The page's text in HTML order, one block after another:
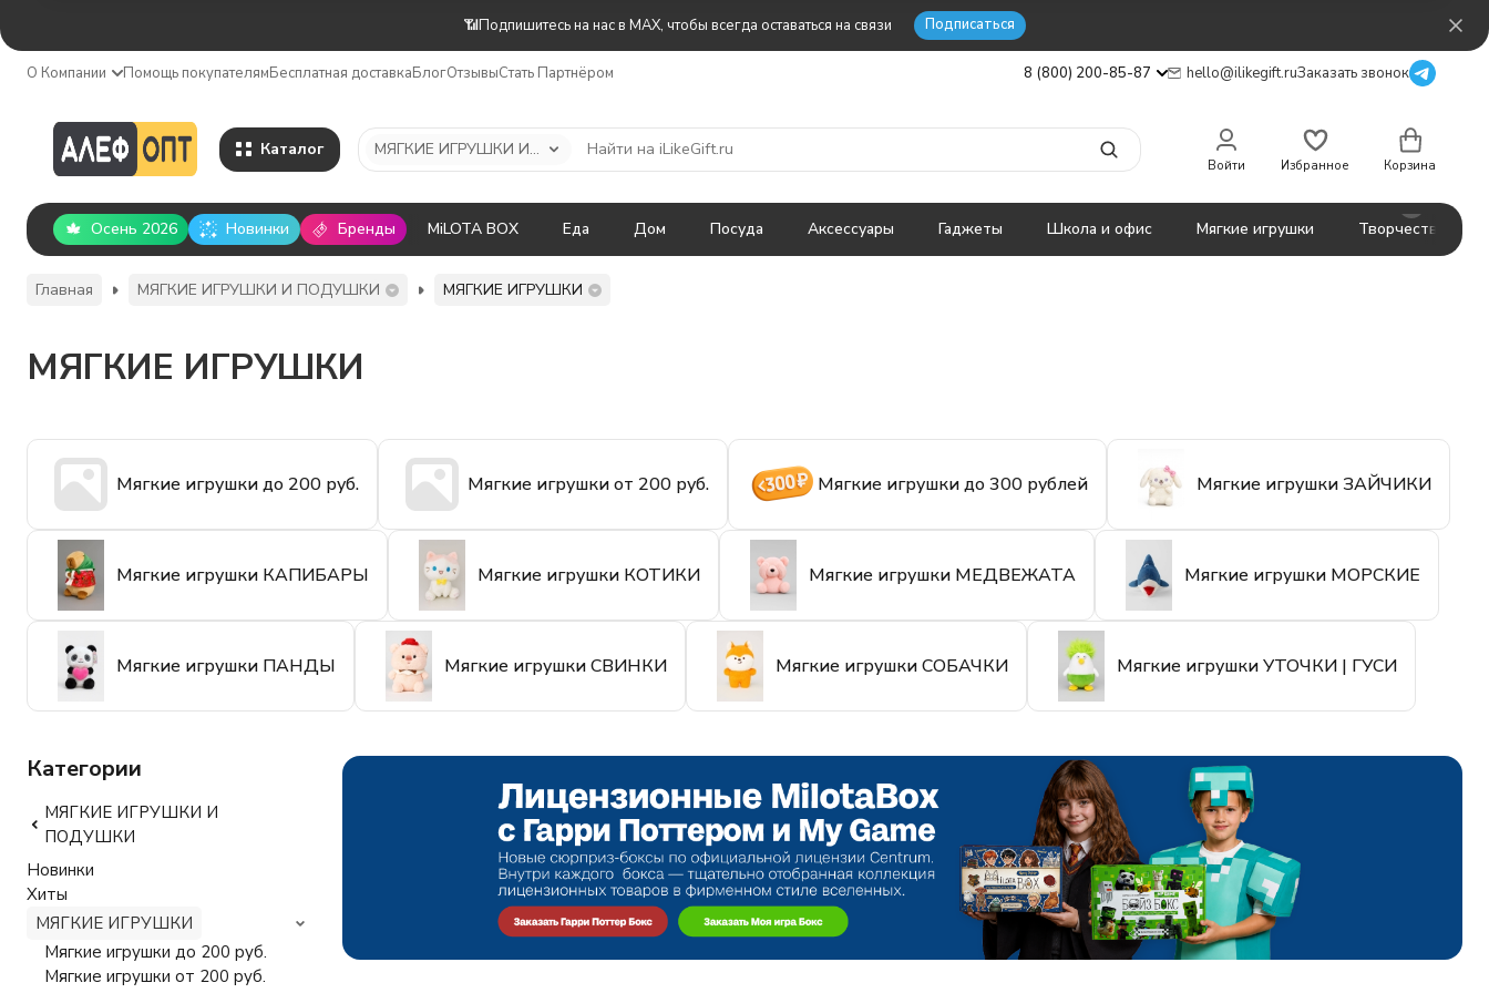
📶Подпишитесь на нас в MAX, чтобы всегда оставаться на связи Подписаться
О Компании Помощь покупателямБесплатная доставкаБлогОтзывыСтать Партнёром 8 (800) 200-85-87 hello@ilikegift.ruЗаказать звонок
Каталог МЯГКИЕ ИГРУШКИ И ПОДУШКИ
Войти Избранное Корзина
Осень 2026 Новинки Бренды MiLOTA BOX Еда Дом Посуда Аксессуары Гаджеты Школа и офис Мягкие игрушки Творчество
Главная МЯГКИЕ ИГРУШКИ И ПОДУШКИ МЯГКИЕ ИГРУШКИ
МЯГКИЕ ИГРУШКИ
Мягкие игрушки до 200 руб. Мягкие игрушки от 200 руб. Мягкие игрушки до 300 рублей Мягкие игрушки ЗАЙЧИКИ
Мягкие игрушки КАПИБАРЫ Мягкие игрушки КОТИКИ Мягкие игрушки МЕДВЕЖАТА Мягкие игрушки МОРСКИЕ
Мягкие игрушки ПАНДЫ Мягкие игрушки СВИНКИ Мягкие игрушки СОБАЧКИ Мягкие игрушки УТОЧКИ | ГУСИ
Категории
МЯГКИЕ ИГРУШКИ И
ПОДУШКИ
Новинки
Хиты
МЯГКИЕ ИГРУШКИ
Мягкие игрушки до 200 руб.
Мягкие игрушки от 200 руб.